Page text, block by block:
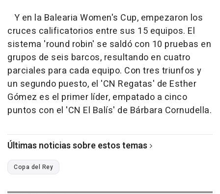
Y en la Balearia Women's Cup, empezaron los
cruces calificatorios entre sus 15 equipos. El
sistema 'round robin' se saldó con 10 pruebas en
grupos de seis barcos, resultando en cuatro
parciales para cada equipo. Con tres triunfos y
un segundo puesto, el 'CN Regatas' de Esther
Gómez es el primer líder, empatado a cinco
puntos con el 'CN El Balís' de Bárbara Cornudella.
Últimas noticias sobre estos temas
Copa del Rey